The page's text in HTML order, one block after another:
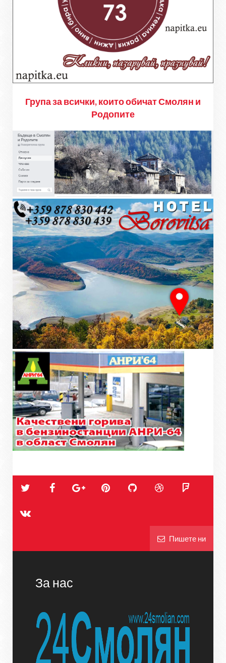
Група за всички, които обичат Смолян и
Родопите
Пишете ни
За нас